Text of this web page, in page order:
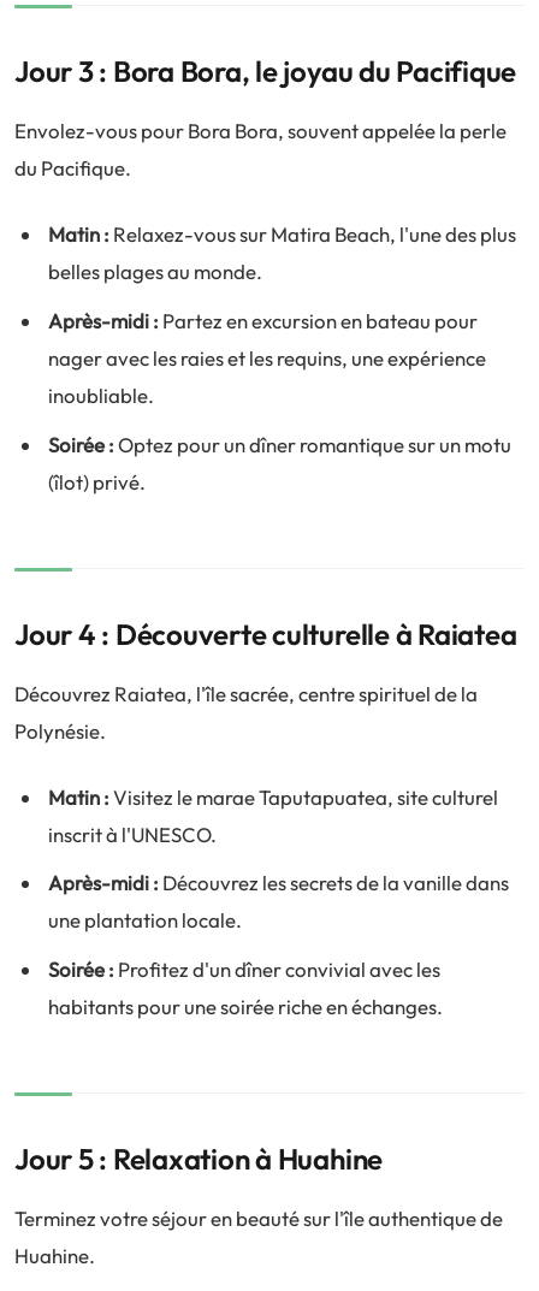
Jour 3 : Bora Bora, le joyau du Pacifique
Envolez-vous pour Bora Bora, souvent appelée la perle
du Pacifique.
Matin : Relaxez-vous sur Matira Beach, l'une des plus
belles plages au monde.
Après-midi : Partez en excursion en bateau pour
nager avec les raies et les requins, une expérience
inoubliable.
Soirée :Optez pour un dîner romantique sur un motu
(îlot) privé.
Jour 4 : Découverte culturelle à Raiatea
Découvrez Raiatea, l'île sacrée, centre spirituel de la
Polynésie.
Matin :Visitez le marae Taputapuatea, site culturel
inscrit à l'UNESCO.
Après-midi : Découvrez les secrets de la vanille dans
une plantation locale.
Soirée : Profitez d'un dîner convivial avec les
habitants pour une soirée riche en échanges.
Jour 5 : Relaxation à Huahine
Terminez votre séjour en beauté sur l'île authentique de
Huahine.